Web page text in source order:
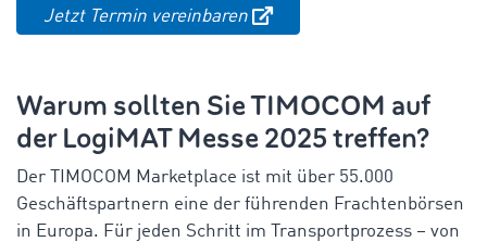
Jetzt Termin vereinbaren
Warum sollten Sie TIMOCOM auf
der LogiMAT Messe 2025 treffen?
Der TIMOCOM Marketplace ist mit über 55.000
Geschäftspartnern eine der führenden Frachtenbörsen
in Europa. Für jeden Schritt im Transportprozess – von